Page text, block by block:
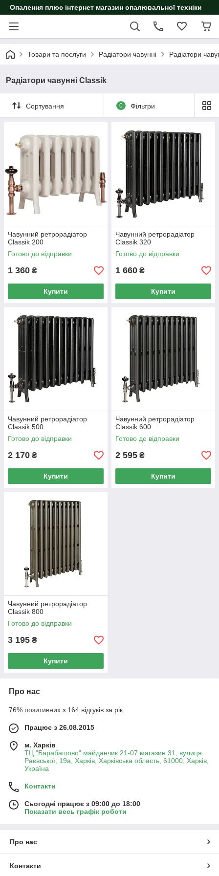
Опалення плюс інтернет магазин опалювальної техніки
Товари та послуги Радіатори чавунні Радіатори
Радіатори чавунні Classik
Сортування 0 Фільтри
Чавунний ретрорадіатор
Classik 200
Готово до відправки
1 360 ₴
Купити
Чавунний ретрорадіатор
Classik 320
Готово до відправки
1 660 ₴
Купити
Чавунний ретрорадіатор
Classik 500
Готово до відправки
2 170 ₴
Купити
Чавунний ретрорадіатор
Classik 600
Готово до відправки
2 595 ₴
Купити
Чавунний ретрорадіатор
Classik 800
Готово до відправки
3 195 ₴
Купити
Про нас
76% позитивних з 164 відгуків за рік
Працює з 26.08.2015
м. Харків
ТЦ "Барабашово" майданчик 21-07 магазин 31, вулиця
Раєвської, 19а, Харків, Харківська область, 61000, Харків,
Україна
Контакти
Сьогодні працює з 09:00 до 18:00
Показати весь графік роботи
Про нас
Контакти